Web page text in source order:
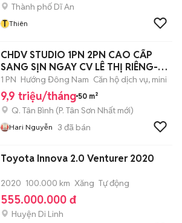
Thành phố Dĩ An
T Thiên
CHDV STUDIO 1PN 2PN CAO CẤP
SANG SỊN NGAY CV LÊ THỊ RIÊNG-
CMT8
1 PN Hướng Đông Nam Căn hộ dịch vụ, mini
9,9 triệu/tháng 50 m²
Q. Tân Bình (P. Tân Sơn Nhất mới)
Hari Nguyễn 3 đã bán
Toyota Innova 2.0 Venturer 2020
2020 100.000 km Xăng Tự động
555.000.000 đ
Huyện Di Linh